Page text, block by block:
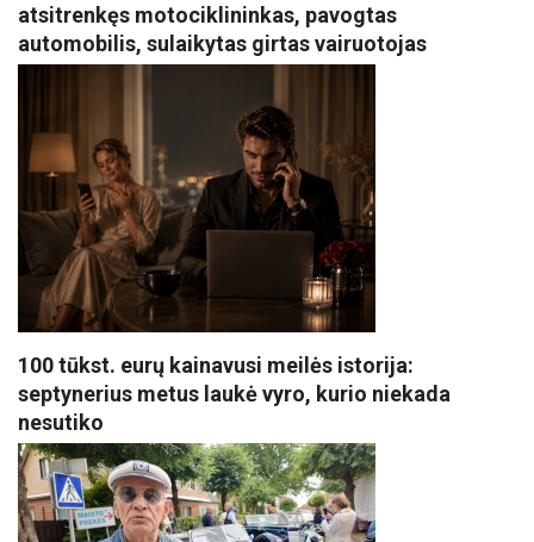
atsitrenkęs motociklininkas, pavogtas
automobilis, sulaikytas girtas vairuotojas
100 tūkst. eurų kainavusi meilės istorija:
septynerius metus laukė vyro, kurio niekada
nesutiko